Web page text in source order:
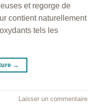
et regorge de
contient naturellement
tels les
→
Laisser un commentaire